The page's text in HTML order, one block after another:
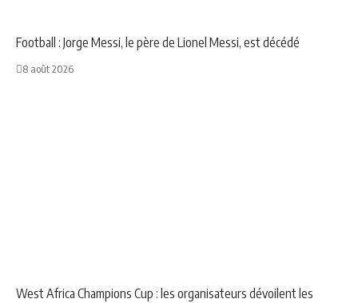
Football : Jorge Messi, le père de Lionel Messi, est décédé
8 août 2026
West Africa Champions Cup : les organisateurs dévoilent les